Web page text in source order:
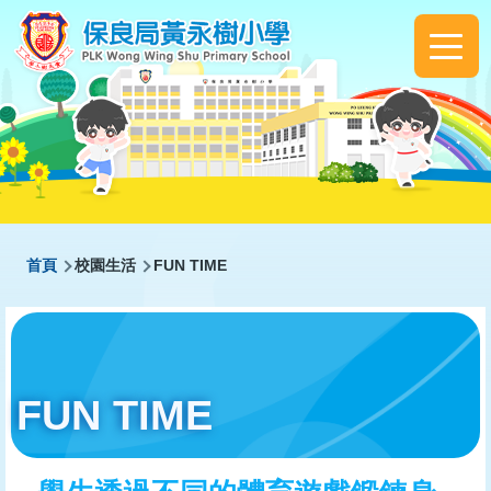
移至主內容
Main
navigation
導
航
連
首頁 校園生活 FUN TIME
FUN TIME